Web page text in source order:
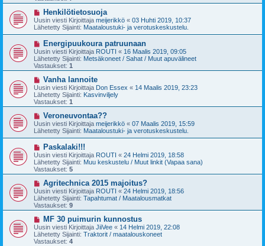
v
e
s
t
U
u
s
i
v
e
s
t
Henkilötietosuoja
Uusin viesti Kirjoittaja meijerikkö « 03 Huhti 2019, 10:37
Lähetetty Sijainti: Maataloustuki- ja verotuskeskustelu.
U
u
s
i
v
s
t
i
Energipuukoura patruunaan
Uusin viesti Kirjoittaja ROUTI « 16 Maalis 2019, 09:05
Lähetetty Sijainti: Metsäkoneet / Sahat / Muut apuvälineet
Vastaukset: 1
U
u
s
i
v
s
t
Vanha lannoite
Uusin viesti Kirjoittaja Don Essex « 14 Maalis 2019, 23:23
Lähetetty Sijainti: Kasvinviljely
Vastaukset: 1
U
u
s
i
v
e
s
t
Veroneuvontaa??
Uusin viesti Kirjoittaja meijerikkö « 07 Maalis 2019, 15:59
Lähetetty Sijainti: Maataloustuki- ja verotuskeskustelu.
U
u
s
i
v
e
s
t
i
Paskalaki!!!
Uusin viesti Kirjoittaja ROUTI « 24 Helmi 2019, 18:58
Lähetetty Sijainti: Muu keskustelu / Muut linkit (Vapaa sana)
Vastaukset: 5
U
u
s
i
v
e
s
t
Agritechnica 2015 majoitus?
Uusin viesti Kirjoittaja ROUTI « 24 Helmi 2019, 18:56
Lähetetty Sijainti: Tapahtumat / Maatalousmatkat
Vastaukset: 9
U
u
s
i
MF 30 puimurin kunnostus
Uusin viesti Kirjoittaja JiiVee « 14 Helmi 2019, 22:08
Lähetetty Sijainti: Traktorit / maatalouskoneet
Vastaukset: 4